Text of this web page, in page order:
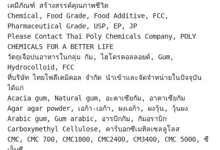
เคมีภัณฑ์ สร้างสรรค์คุณภาพชีวิต
Chemical, Food Grade, Food Additive, FCC,
Pharmaceutical Grade, USP, EP, JP
Please Contact Thai Poly Chemicals Company, POLY
CHEMICALS FOR A BETTER LIFE
วัตถุเจือปนอาหารในกลุ่ม กัม, ไฮโดรคอลลอยด์, Gum,
Hydrocolloid, FCC
ที่บริษัท ไทยโพลีเคมิคอล จำกัด นำเข้าและจัดจำหน่ายในปัจจุบัน
ได้แก่
Acacia gum, Natural gum, อะคาเซียกัม, อาคาเซียกัม
Agar agar powder, เอก้า-เอก้า, ผงเอก้า, ผงวุ้น, วุ้นผง
Arabic gum, Gum arabic, อารบิกกัม, กัมอราบิก
Carboxymethyl Cellulose, คาร์บอกซีเมทิลเซลลูโลส
CMC, CMC 700, CMC1800, CMC2400, CM3400, CMC 5000, ซี